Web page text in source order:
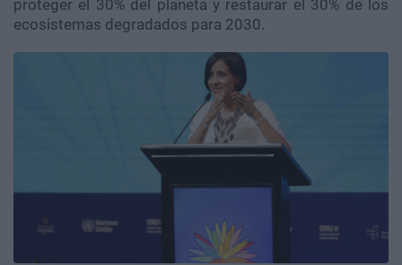
proteger el 30% del planeta y restaurar el 30% de los
ecosistemas degradados para 2030.